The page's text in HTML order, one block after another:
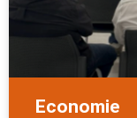
Economie